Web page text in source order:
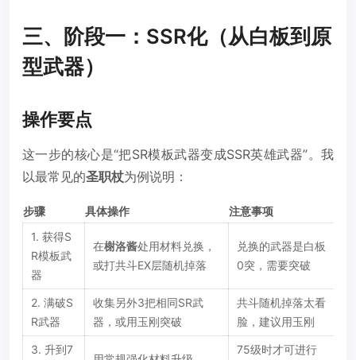
三、阶段一：SSR化（从白板到原
型武器）
操作要点
这一步的核心是“把SR模板武器变成SSR英雄武器”。我
以最常见的圣职杖为例说明：
步骤 具体操作
注意事项
1. 获得S
R模板武
器
在榭洛酱处用材料兑换，
或打共斗EX层随机掉落
兑换的武器是白板
0突，需要突破
2. 满破S
R武器
收集另外3把相同SR武
器，或用玉刚突破
共斗随机掉落太看
脸，建议用玉刚
3. 升到7 75级时才可进行